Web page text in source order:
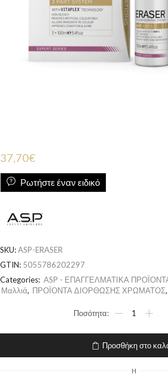
37,70€
Ρωτήστε έναν ειδικό
SKU:ASP-ERASER
GTIN: 5055786202297
Categories: ASP - ΕΠΑΓΓΕΛΜΑΤΙΚΑ
Μαλλιά, ΠΡΟΪΟΝΤΑ ΔΙΟΡΘΩΣΗΣ ΧΡΩΜΑΤΟΣ,
Προσθήκη στο
H